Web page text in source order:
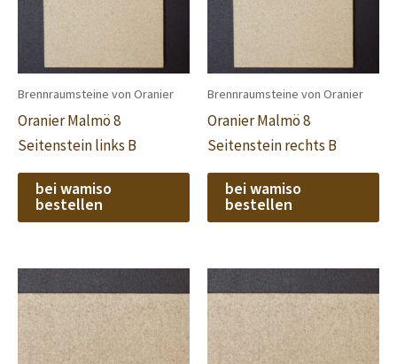
Brennraumsteine von Oranier
Oranier Malmö 8
Seitenstein links B
bei wamiso
bestellen
Brennraumsteine von Oranier
Oranier Malmö 8
Seitenstein rechts B
bei wamiso
bestellen